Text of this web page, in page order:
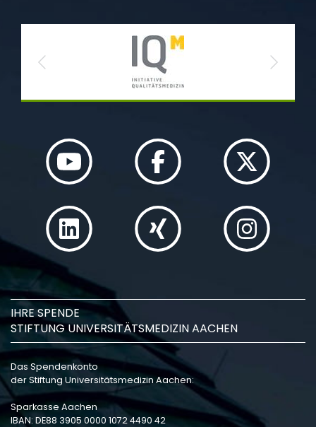
Previous Next
IHRE SPENDE
STIFTUNG UNIVERSITÄTSMEDIZIN AACHEN
Das Spendenkonto
der Stiftung Universitätsmedizin Aachen:
Sparkasse Aachen
IBAN: DE88 3905 0000 1072 4490 42